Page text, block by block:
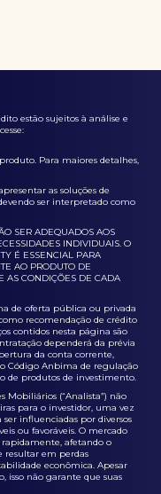
estão sujeitos à análise e
Para maiores detalhes,
as soluções de
ser interpretado como
SER ADEQUADOS AOS
INDIVIDUAIS. O
É ESSENCIAL PARA
AO PRODUTO DE
AS CONDIÇÕES DE CADA
de oferta pública ou privada
recomendação de crédito
contidos nesta página são
dependerá da prévia
da conta corrente,
Código Anbima de regulação
de produtos de investimento.
Mobiliários (“Analista”) não
para o investidor, uma vez
influenciadas por diversos
ou favoráveis. O mercado
afetando o
resultar em perdas
econômica. Apesar
isso não garante que suas